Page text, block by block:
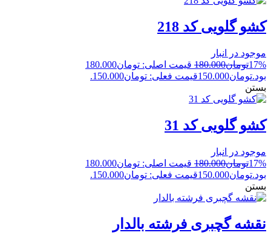
کشو گلویی کد 218
موجود در انبار
17%تومان180.000
قیمت اصلی: تومان180.000
بود.تومان150.000قیمت فعلی: تومان150.000.
بستن
کشو گلویی کد 31
موجود در انبار
17%تومان180.000
قیمت اصلی: تومان180.000
بود.تومان150.000قیمت فعلی: تومان150.000.
بستن
نقشه گچبری فرشته بالدار